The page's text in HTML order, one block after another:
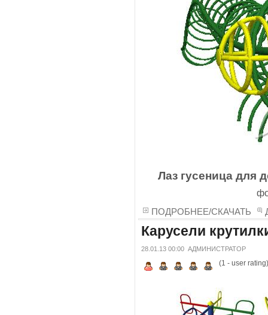
Лаз гусеница для
ПОДРОБНЕЕ/СКАЧАТЬ
Карусели
28.01.13 00:00 АДМИНИСТРАТОР
(1 - user rating)